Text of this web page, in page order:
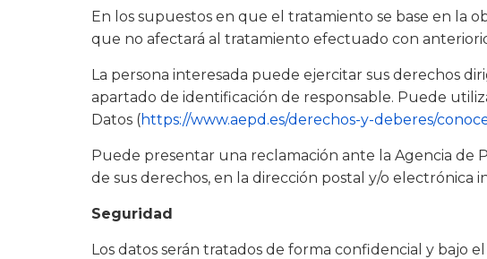
En los supuestos en que el tratamiento se base en la
que no afectará al tratamiento efectuado con
La persona interesada puede ejercitar sus derechos
apartado de identificación de responsable. Puede
Datos (https://www.aepd.es/derechos-y-deberes/
Puede presentar una reclamación ante la Agencia de
de sus derechos, en la dirección postal y/o electrónica
Seguridad
Los datos serán tratados de forma confidencial y bajo